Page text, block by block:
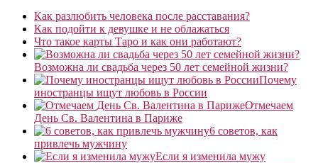
Как разлюбить человека после расставания?
Как подойти к девушке и не облажаться
Что такое карты Таро и как они работают?
Возможна ли свадьба через 50 лет семейной жизни?
Почему
иностранцы ищут любовь в России
Отмечаем
День Св. Валентина в Париже
6 советов, как
привлечь мужчину
Если я изменила мужу